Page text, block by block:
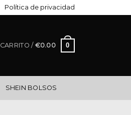
Política de privacidad
CARRITO / €0.00 0
SHEIN BOLSOS